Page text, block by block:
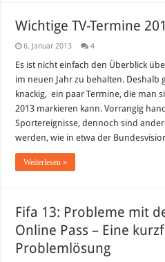
Wichtige TV-Termine
6. Januar 2013 4
Es ist nicht einfach den Überblick
im neuen Jahr zu behalten. Deshalb
knackig, ein paar Termine, die man
2013 markieren kann. Vorrangig
Sportereignisse, dennoch sind
werden, wie in etwa der
Weiterlesen »
Fifa 13: Probleme mit
Online Pass – Eine
Problemlösung